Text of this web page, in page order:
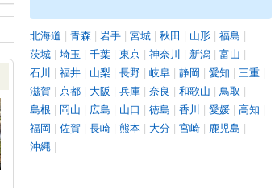
北海道 | 青森 | 岩手 | 宮城 | 秋田 | 山形 | 福島 |
茨城 | 埼玉 | 千葉 | 東京 | 神奈川 | 新潟 | 富山 |
石川 | 福井 | 山梨 | 長野 | 岐阜 | 静岡 | 愛知 | 三重 |
滋賀 | 京都 | 大阪 | 兵庫 | 奈良 | 和歌山 | 鳥取 |
島根 | 岡山 | 広島 | 山口 | 徳島 | 香川 | 愛媛 | 高知 |
福岡 | 佐賀 | 長崎 | 熊本 | 大分 | 宮崎 | 鹿児島 |
沖縄 |